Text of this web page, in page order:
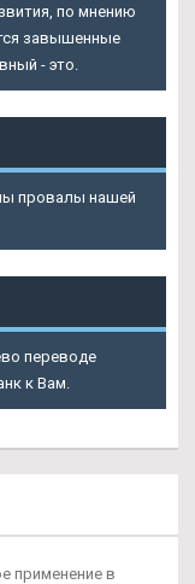
по мнению
завышенные
- это.
провалы нашей
переводе
к Вам.
применение в